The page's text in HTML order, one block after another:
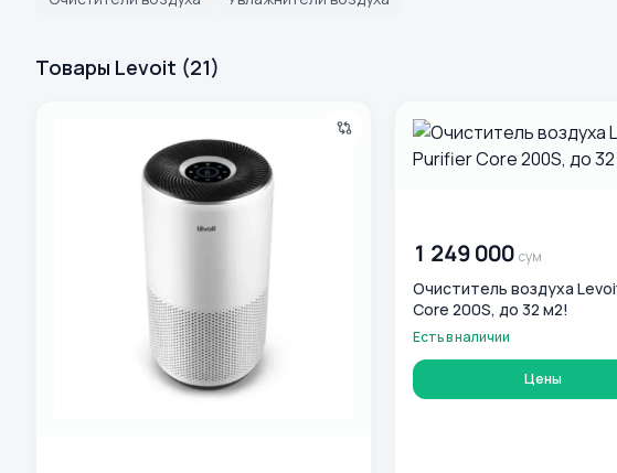
Товары Levoit (21)
Очиститель воздуха Levoit Purifier Core 400S, до 90 м2!Очиститель воздуха
1 249 000 сум
Очиститель воздуха
Core 200S, до 32 м2!
Есть в наличии
Цены